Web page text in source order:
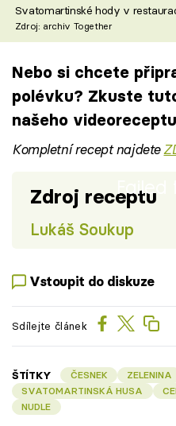
Svatomartinské hody v
Zdroj: archiv Together
Nebo si chcete
polévku? Zkuste
našeho
Kompletní recept najdete
Failed
Zdroj receptu
Lukáš Soukup
Vstoupit do diskuze
Sdílejte článek
ŠTÍTKY ČESNEK ZELENINA
SVATOMARTINSKÁ HUSA
NUDLE